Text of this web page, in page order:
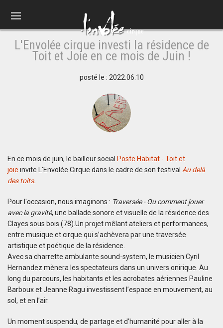
L'Envolée cirque investi la résidence de
Toit et Joie en ce mois de Juin !
posté le : 2022.06.10
En ce mois de juin, le bailleur social Poste Habitat - Toit et
joie invite L'Envolée Cirque dans le cadre de son festival Au delà
des toits.
Pour l'occasion, nous imaginons : Traversée - Ou comment jouer
avec la gravité, une ballade sonore et visuelle de la résidence des
Clayes sous bois (78).Un projet mêlant ateliers et performances,
entre musique et cirque qui s’achèvera par une traversée
artistique et poétique de la résidence.
Avec sa charrette ambulante sound-system, le musicien Cyril
Hernandez mènera les spectateurs dans un univers onirique. Au
long du parcours, les habitants et les acrobates aériennes Pauline
Barboux et Jeanne Ragu investissent l’espace en mouvement, au
sol, et en l’air.
Un moment suspendu, de partage et d’humanité pour aller à la